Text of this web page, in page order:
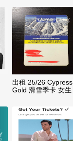
出租 25/26 Cypress
Gold 滑雪季卡 女生